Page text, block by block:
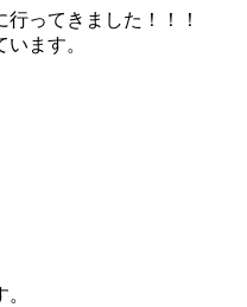
ってきました！！！
います。